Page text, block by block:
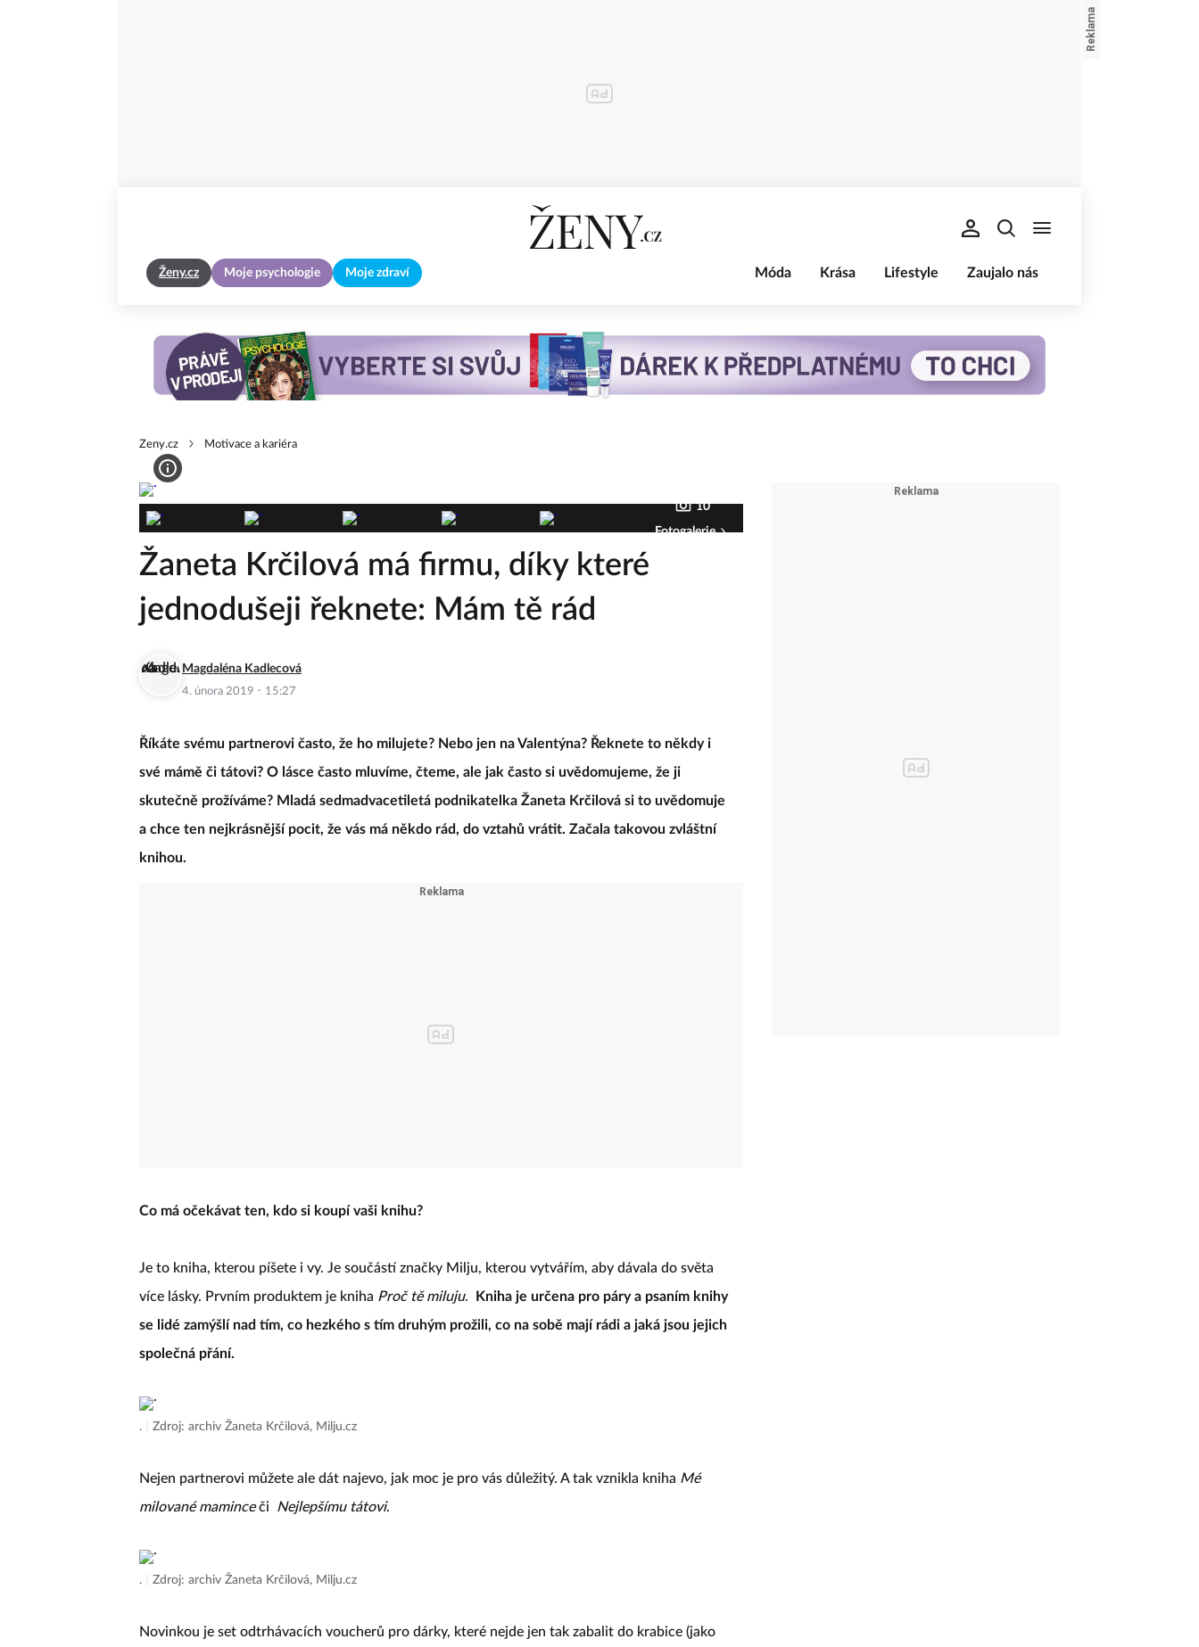
Ženy.cz Moje psychologie Moje zdraví Móda Krása Lifestyle Zaujalo nás
Zeny.cz Motivace a kariéra
10
Fotogalerie
Žaneta Krčilová má firmu, díky které
jednodušeji řeknete: Mám tě rád
Magdaléna Kadlecová
4. února 2019 · 15:27
Říkáte svému partnerovi často, že ho milujete? Nebo jen na Valentýna? Řeknete to někdy i
své mámě či tátovi? O lásce často mluvíme, čteme, ale jak často si uvědomujeme, že ji
skutečně prožíváme? Mladá sedmadvacetiletá podnikatelka Žaneta Krčilová si to uvědomuje
a chce ten nejkrásnější pocit, že vás má někdo rád, do vztahů vrátit. Začala takovou zvláštní
knihou.
Co má očekávat ten, kdo si koupí vaši knihu?
Je to kniha, kterou píšete i vy. Je součástí značky Milju, kterou vytvářím, aby dávala do světa
více lásky. Prvním produktem je kniha Proč tě miluju.
Kniha je určena pro páry a psaním knihy
se lidé zamýšlí nad tím, co hezkého s tím druhým prožili, co na sobě mají rádi a jaká jsou jejich
společná přání.
. Zdroj: archiv Žaneta Krčilová, Milju.cz
Nejen partnerovi můžete ale dát najevo, jak moc je pro vás důležitý. A tak vznikla kniha Mé
milované maminceči Nejlepšímu tátovi.
. Zdroj: archiv Žaneta Krčilová, Milju.cz
Novinkou je set odtrhávacích voucherů pro dárky, které nejde jen tak zabalit do krabice (jako